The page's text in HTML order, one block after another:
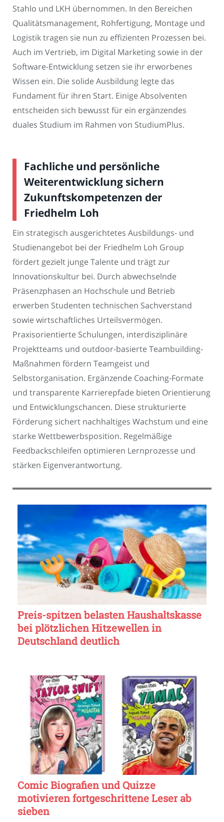
Stahlo und LKH übernommen. In den Bereichen
Qualitätsmanagement, Rohfertigung, Montage und
Logistik tragen sie nun zu effizienten Prozessen bei.
Auch im Vertrieb, im Digital Marketing sowie in der
Software-Entwicklung setzen sie ihr erworbenes
Wissen ein. Die solide Ausbildung legte das
Fundament für ihren Start. Einige Absolventen
entscheiden sich bewusst für ein ergänzendes
duales Studium im Rahmen von StudiumPlus.
Fachliche und persönliche
Weiterentwicklung sichern
Zukunftskompetenzen der
Friedhelm Loh
Ein strategisch ausgerichtetes Ausbildungs- und
Studienangebot bei der Friedhelm Loh Group
fördert gezielt junge Talente und trägt zur
Innovationskultur bei. Durch abwechselnde
Präsenzphasen an Hochschule und Betrieb
erwerben Studenten technischen Sachverstand
sowie wirtschaftliches Urteilsvermögen.
Praxisorientierte Schulungen, interdisziplinäre
Projektteams und outdoor-basierte Teambuilding-
Maßnahmen fördern Teamgeist und
Selbstorganisation. Ergänzende Coaching-Formate
und transparente Karrierepfade bieten Orientierung
und Entwicklungschancen. Diese strukturierte
Förderung sichert nachhaltiges Wachstum und eine
starke Wettbewerbsposition. Regelmäßige
Feedbackschleifen optimieren Lernprozesse und
stärken Eigenverantwortung.
Preis-spitzen belasten Haushaltskasse
bei plötzlichen Hitzewellen in
Deutschland deutlich
Comic Biografien und Quizze
motivieren fortgeschrittene Leser ab
sieben